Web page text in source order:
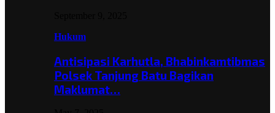
Hukum
Antisipasi Karhutla, Bhabinkamtibmas
Polsek Tanjung Batu Bagikan
Maklumat…